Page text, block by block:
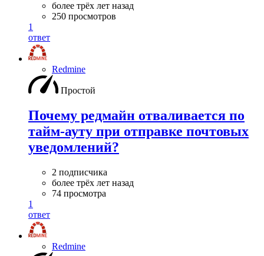
более трёх лет назад
250 просмотров
1
ответ
Redmine
Простой
Почему редмайн отваливается по
тайм-ауту при отправке почтовых
уведомлений?
2 подписчика
более трёх лет назад
74 просмотра
1
ответ
Redmine